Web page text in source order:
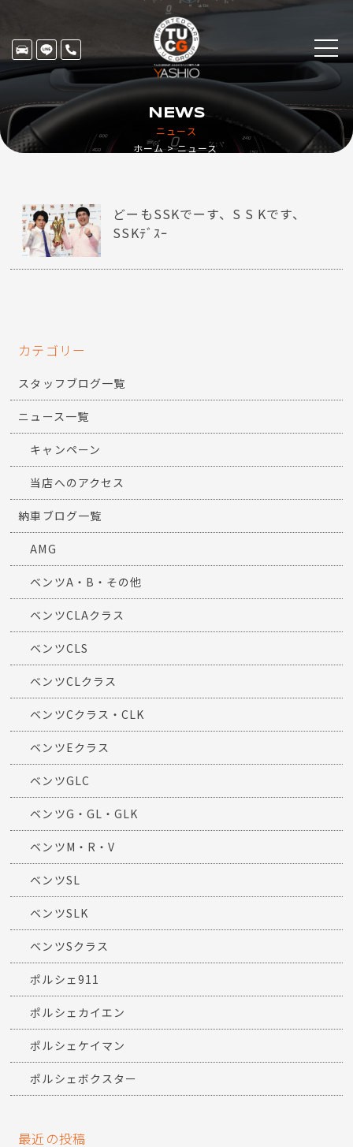
ニュース
NEWS
ホーム ニュース
どーもSSKでーす、S S Kです、
SSKﾃﾞｽｰ
カテゴリー
スタッフブログ一覧
ニュース一覧
キャンペーン
当店へのアクセス
納車ブログ一覧
AMG
ベンツA・B・その他
ベンツCLAクラス
ベンツCLS
ベンツCLクラス
ベンツCクラス・CLK
ベンツEクラス
ベンツGLC
ベンツG・GL・GLK
ベンツM・R・V
ベンツSL
ベンツSLK
ベンツSクラス
ポルシェ911
ポルシェカイエン
ポルシェケイマン
ポルシェボクスター
最近の投稿